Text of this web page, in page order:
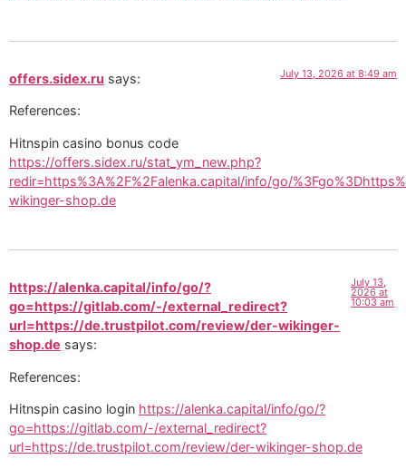
offers.sidex.ru says: July 13, 2026 at 8:49 am
References:
Hitnspin casino bonus code
https://offers.sidex.ru/stat_ym_new.php?
redir=https%3A%2F%2Falenka.capital/info/go/
wikinger-shop.de
https://alenka.capital/info/go/?
go=https://gitlab.com/-/external_redirect?
url=https://de.trustpilot.com/review/der-wikinger-
shop.de says:
July 13,
2026 at
10:03 am
References:
Hitnspin casino login https://alenka.capital/info/go/?
go=https://gitlab.com/-/external_redirect?
url=https://de.trustpilot.com/review/der-wikinger-shop.de